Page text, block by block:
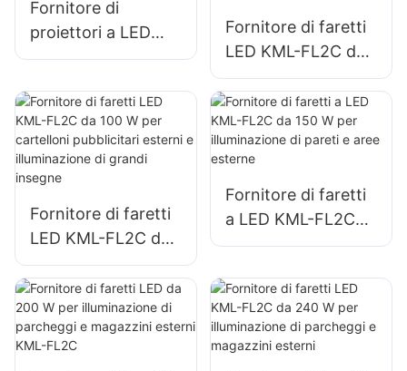
illuminazione di
grandi insegne.
Fornitore di
proiettori a LED
KML-FL05 da 300
porti e banchine
Fornitore di faretti
LED KML-FL2C da
50 W per cartelloni
pubblicitari esterni
e illuminazione di
grandi insegne
Fornitore di faretti
LED KML-FL2C da
100 W per
cartelloni
pubblicitari esterni
e illuminazione di
Fornitore di faretti
a LED KML-FL2C
da 150 W per
pareti e aree
esterne